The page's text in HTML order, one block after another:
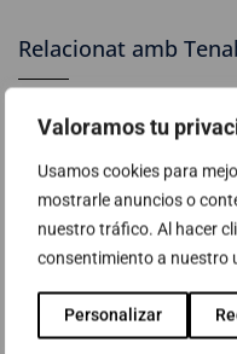
Valoramos tu
Usamos cookies para
mostrarle anuncios o
nuestro tráfico. Al hacer
consentimiento a nuestro
Personalizar
Relacionat amb
ABAST tanca un acord
seguretat (CYBALL) a
Noves aliances de
Tenable
Ciberseguretat